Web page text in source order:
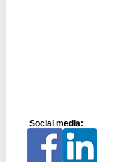
Social media: